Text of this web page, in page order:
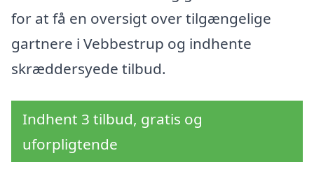
for at få en oversigt over tilgængelige
gartnere i Vebbestrup og indhente
skræddersyede tilbud.
Indhent 3 tilbud, gratis og
uforpligtende